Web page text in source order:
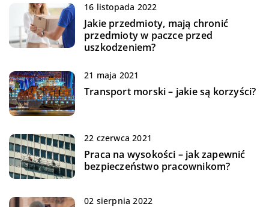
16 listopada 2022
Jakie przedmioty, mają chronić
przedmioty w paczce przed
uszkodzeniem?
21 maja 2021
Transport morski – jakie są korzyści?
22 czerwca 2021
Praca na wysokości – jak zapewnić
bezpieczeństwo pracownikom?
02 sierpnia 2022